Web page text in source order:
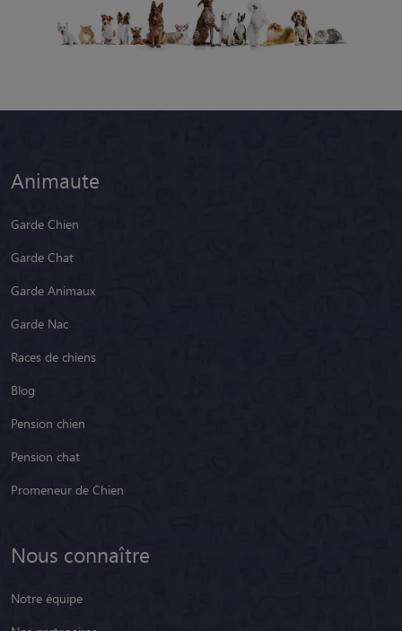
Animaute
Garde Chien
Garde Chat
Garde Animaux
Garde Nac
Races de chiens
Blog
Pension chien
Pension chat
Promeneur de Chien
Nous connaître
Notre équipe